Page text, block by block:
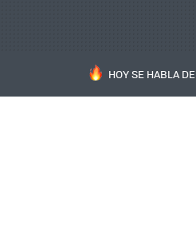
HOY SE HABLA DE